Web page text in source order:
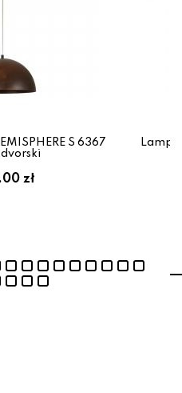
S 6367
zł
Lampa